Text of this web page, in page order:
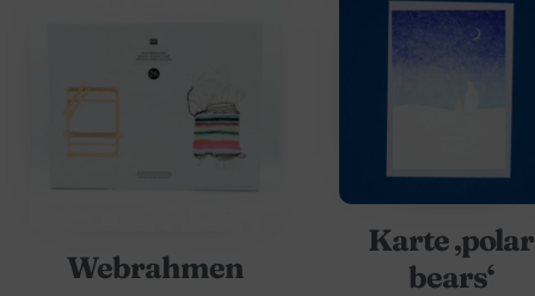
Webrahmen
Karte ‚polar
bears‘